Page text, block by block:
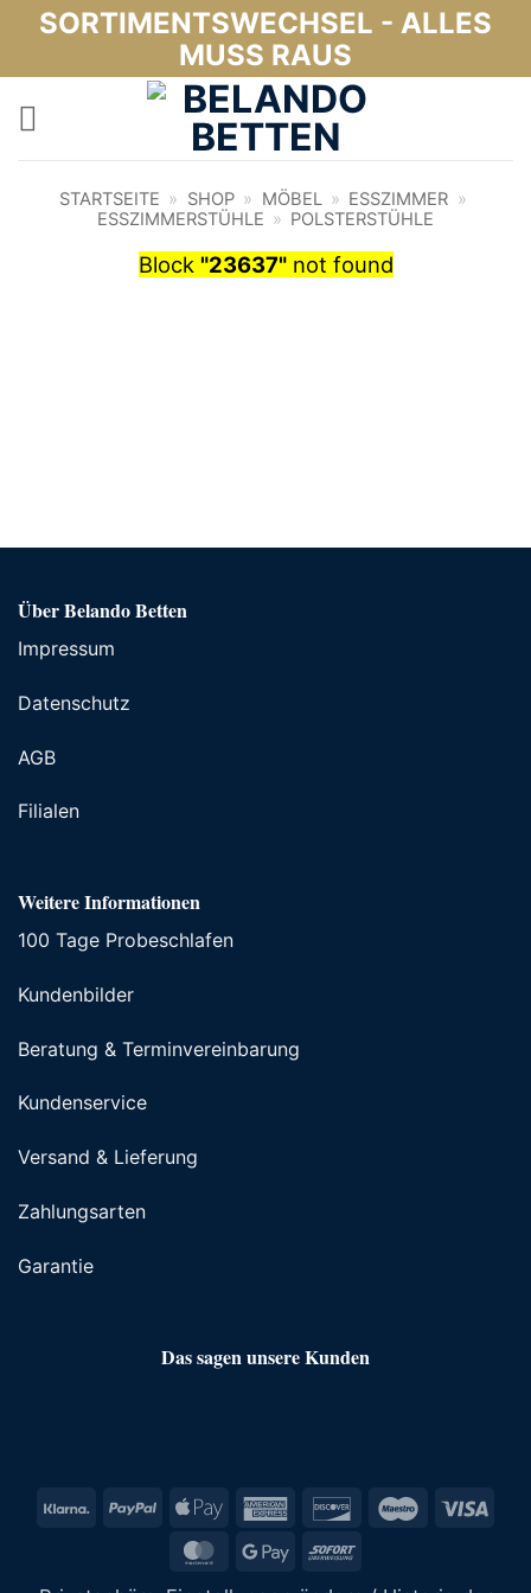
Zum
springen
SORTIMENTSWECHSEL - ALLES
MUSS RAUS
STARTSEITE » SHOP » MÖBEL » ESSZIMMER »
ESSZIMMERSTÜHLE » POLSTERSTÜHLE
Block "23637"not found
Über Belando Betten
Impressum
Datenschutz
AGB
Filialen
Weitere Informationen
100 Tage Probeschlafen
Kundenbilder
Beratung & Terminvereinbarung
Kundenservice
Versand & Lieferung
Zahlungsarten
Garantie
Das sagen unsere Kunden
Klarna PayPalApple
AmericanDiscover MaestroVisa
MasterCard
GoogleSofort